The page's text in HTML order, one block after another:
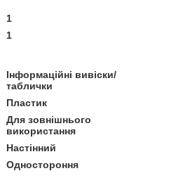
1
1
Інформаційні вивіски/
таблички
Пластик
Для зовнішнього
використання
Настінний
Одностороння